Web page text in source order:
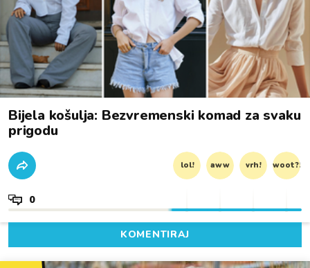
Bijela košulja: Bezvremenski komad za svaku
prigodu
lol! aww vrh! woot?!
0
KOMENTIRAJ